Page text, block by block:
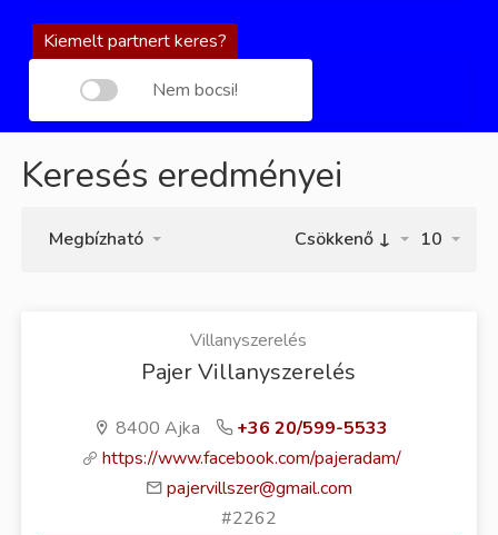
Kiemelt partnert keres?
Nem bocsi!
Keresés eredményei
10
Megbízható Csökkenő ↓
Villanyszerelés
Pajer Villanyszerelés
8400 Ajka
+36 20/599-5533
https://www.facebook.com/pajeradam/
pajervillszer@gmail.com
#2262